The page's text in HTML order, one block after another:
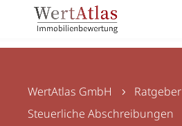
WertAtlas GmbH 5 Ratgeber
Steuerliche Abschreibungen